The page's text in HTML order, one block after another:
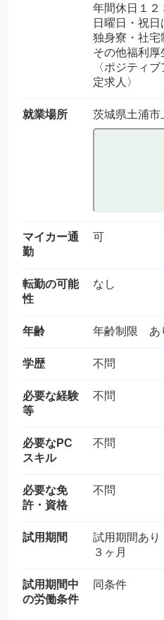
年間休日１２
日曜日・祝日
独身寮・社宅
その他福利厚
〈ポジティ
定求人〉
就業場所 茨城県土浦市
マイカー通
勤
可
転勤の可能
性
なし
年齢 年齢制限 あ
学歴 不問
必要な経験
等
不問
必要なPC
スキル
不問
必要な免
許・資格
不問
試用期間
試用期間あり
３ヶ月
試用期間中
の労働条件
同条件